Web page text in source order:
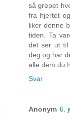
så grepet
fra hjertet
liker denne
tiden. Ta
det ser ut til
deg og har
alle dem du
Svar
Anonym 6.